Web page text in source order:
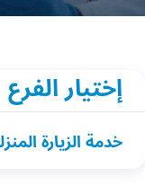
إختيار الفرع
خدمة الزيارة المنزلية